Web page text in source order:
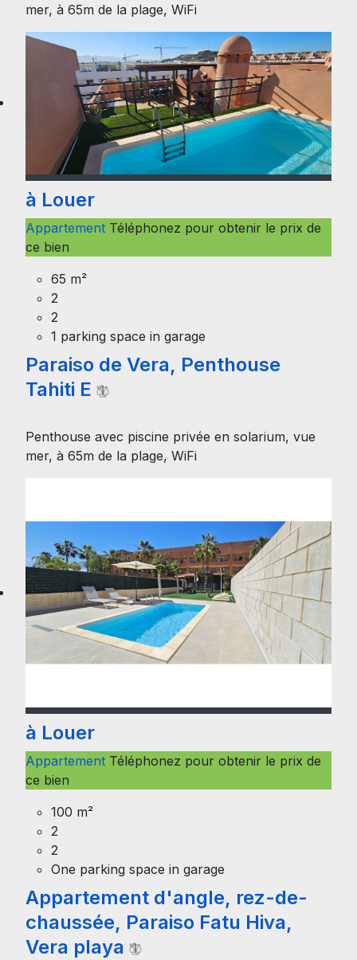
mer, à 65m de la plage, WiFi
à Louer
Appartement Téléphonez pour obtenir le prix de
ce bien
65 m²
2
2
1 parking space in garage
Paraiso de Vera, Penthouse
Tahiti E
Penthouse avec piscine privée en solarium, vue
mer, à 65m de la plage, WiFi
à Louer
Appartement Téléphonez pour obtenir le prix de
ce bien
100 m²
2
2
One parking space in garage
Appartement d'angle, rez-de-
chaussée, Paraiso Fatu Hiva,
Vera playa